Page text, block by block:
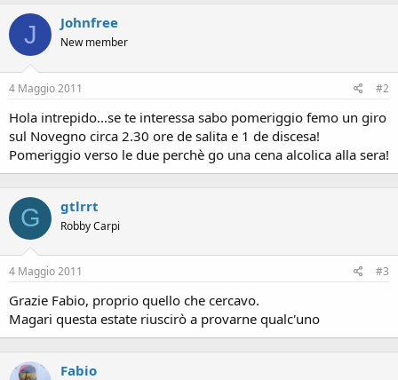
J Johnfree
New member
4 Maggio 2011 #2
Hola intrepido...se te interessa sabo pomeriggio femo un giro
sul Novegno circa 2.30 ore de salita e 1 de discesa!
Pomeriggio verso le due perchè go una cena alcolica alla sera!
G gtlrrt
Robby Carpi
4 Maggio 2011 #3
Grazie Fabio, proprio quello che cercavo.
Magari questa estate riuscirò a provarne qualc'uno
Fabio